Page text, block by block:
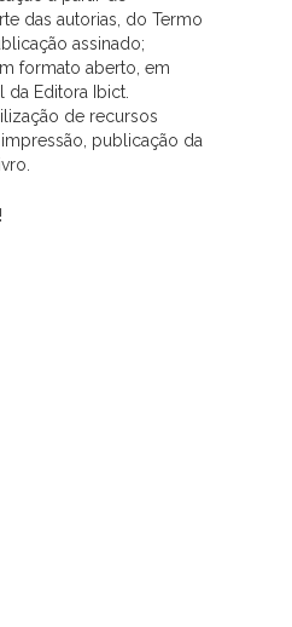
das autorias, do Termo
assinado;
formato aberto, em
da Editora Ibict.
de recursos
publicação da